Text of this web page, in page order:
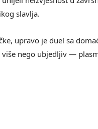
slavlja.
upravo je duel sa
nego ubjedljiv —